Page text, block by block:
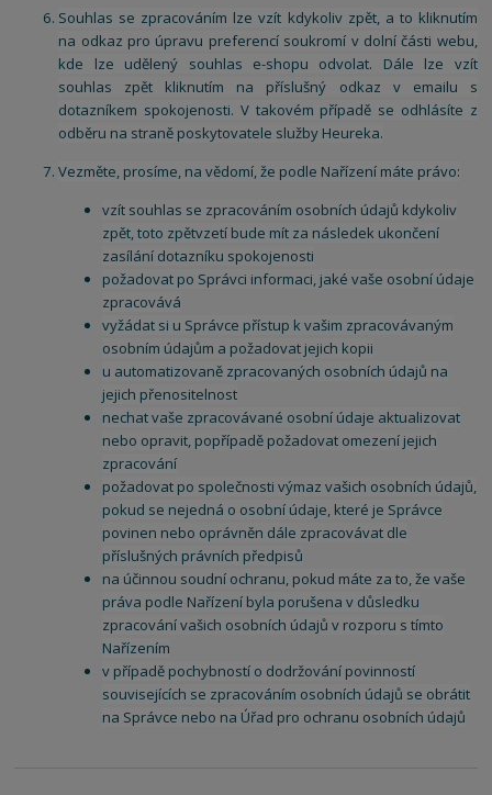
Souhlas se zpracováním lze vzít kdykoliv zpět, a to kliknutím
na odkaz pro úpravu preferencí soukromí v dolní části webu,
kde lze udělený souhlas e-shopu odvolat. Dále lze vzít
souhlas zpět kliknutím na příslušný odkaz v emailu s
dotazníkem spokojenosti. V takovém případě se odhlásíte z
odběru na straně poskytovatele služby Heureka.
Vezměte, prosíme, na vědomí, že podle Nařízení máte právo:
vzít souhlas se zpracováním osobních údajů kdykoliv
zpět, toto zpětvzetí bude mít za následek ukončení
zasílání dotazníku spokojenosti
požadovat po Správci informaci, jaké vaše osobní údaje
zpracovává
vyžádat si u Správce přístup k vašim zpracovávaným
osobním údajům a požadovat jejich kopii
u automatizovaně zpracovaných osobních údajů na
jejich přenositelnost
nechat vaše zpracovávané osobní údaje aktualizovat
nebo opravit, popřípadě požadovat omezení jejich
zpracování
požadovat po společnosti výmaz vašich osobních údajů,
pokud se nejedná o osobní údaje, které je Správce
povinen nebo oprávněn dále zpracovávat dle
příslušných právních předpisů
na účinnou soudní ochranu, pokud máte za to, že vaše
práva podle Nařízení byla porušena v důsledku
zpracování vašich osobních údajů v rozporu s tímto
Nařízením
v případě pochybností o dodržování povinností
souvisejících se zpracováním osobních údajů se obrátit
na Správce nebo na Úřad pro ochranu osobních údajů